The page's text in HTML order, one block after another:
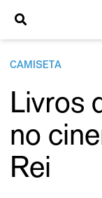
CAMISETA
Livros
no
Rei